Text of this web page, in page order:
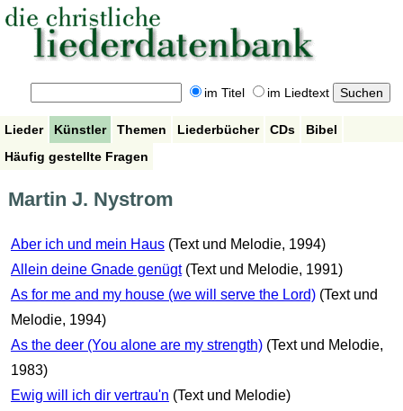
im Titel im Liedtext
Lieder Künstler Themen Liederbücher CDs
Bibel
Häufig gestellte Fragen
Martin J. Nystrom
Aber ich und mein Haus (Text und Melodie, 1994)
Allein deine Gnade genügt (Text und Melodie, 1991)
As for me and my house (we will serve the Lord) (Text und
Melodie, 1994)
As the deer (You alone are my strength) (Text und Melodie,
1983)
Ewig will ich dir vertrau'n (Text und Melodie)